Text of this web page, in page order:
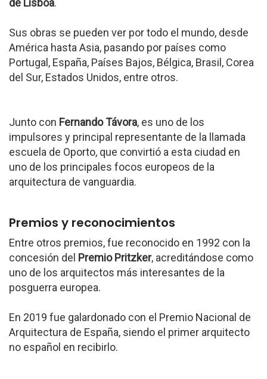
de Lisboa.
Sus obras se pueden ver por todo el mundo, desde
América hasta Asia, pasando por países como
Portugal, España, Países Bajos, Bélgica, Brasil, Corea
del Sur, Estados Unidos, entre otros.
Junto con Fernando Távora, es uno de los
impulsores y principal representante de la llamada
escuela de Oporto, que convirtió a esta ciudad en
uno de los principales focos europeos de la
arquitectura de vanguardia.
Premios y reconocimientos
Entre otros premios, fue reconocido en 1992 con la
concesión del Premio Pritzker, acreditándose como
uno de los arquitectos más interesantes de la
posguerra europea.
En 2019 fue galardonado con el Premio Nacional de
Arquitectura de España, siendo el primer arquitecto
no español en recibirlo.